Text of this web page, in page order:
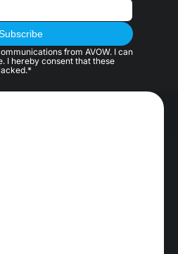
from AVOW. I can
I hereby consent that these